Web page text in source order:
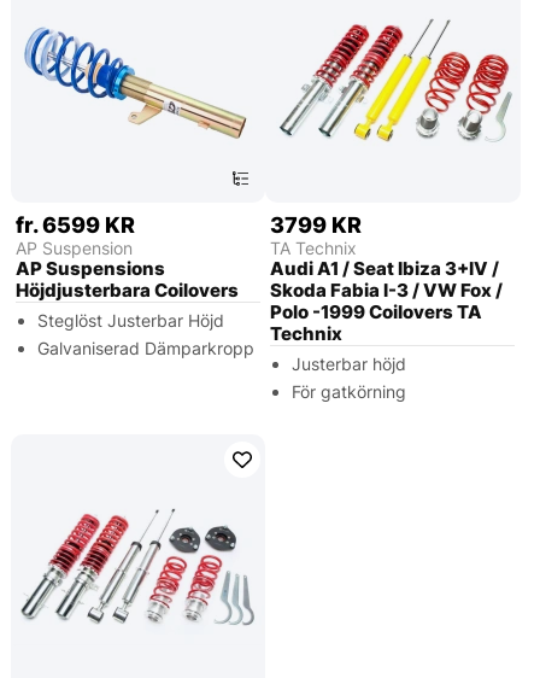
fr. 6599 KR
AP Suspension
AP Suspensions
Höjdjusterbara Coilovers
Steglöst Justerbar Höjd
Galvaniserad Dämparkropp
3799 KR
TA Technix
Audi A1 / Seat Ibiza 3+IV /
Skoda Fabia I-3 / VW Fox /
Polo -1999 Coilovers TA
Technix
Justerbar höjd
För gatkörning